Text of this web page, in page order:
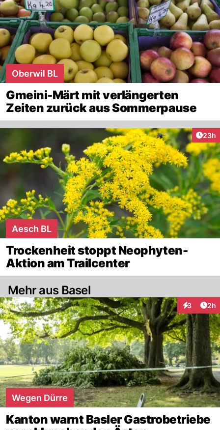
Oberwil BL
Gmeini-Märt mit verlängerten
Zeiten zurück aus Sommerpause
23h
Aesch BL
Trockenheit stoppt Neophyten-
Aktion am Trailcenter
Mehr aus Basel
3 2h
Wegen Dürre
Kanton warnt Basler Gastrobetriebe